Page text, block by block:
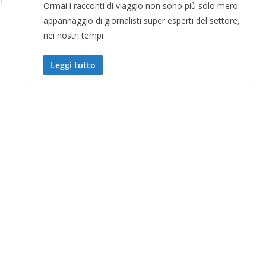
Ormai i racconti di viaggio non sono più solo mero
appannaggio di giornalisti super esperti del settore,
nei nostri tempi
Leggi tutto